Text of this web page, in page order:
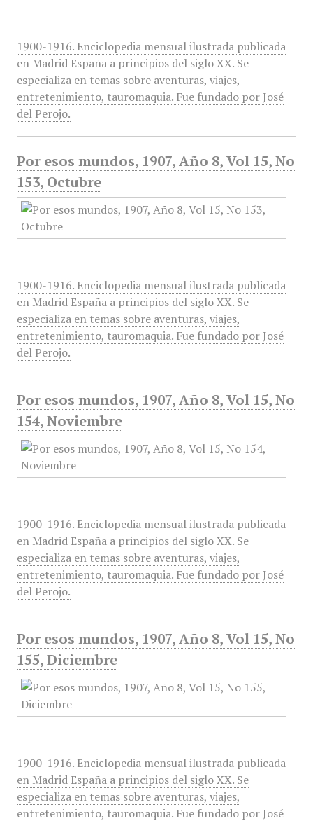
1900-1916. Enciclopedia mensual ilustrada publicada
en Madrid España a principios del siglo XX. Se
especializa en temas sobre aventuras, viajes,
entretenimiento, tauromaquia. Fue fundado por José
del Perojo.
Por esos mundos, 1907, Año 8, Vol 15, No
153, Octubre
1900-1916. Enciclopedia mensual ilustrada publicada
en Madrid España a principios del siglo XX. Se
especializa en temas sobre aventuras, viajes,
entretenimiento, tauromaquia. Fue fundado por José
del Perojo.
Por esos mundos, 1907, Año 8, Vol 15, No
154, Noviembre
1900-1916. Enciclopedia mensual ilustrada publicada
en Madrid España a principios del siglo XX. Se
especializa en temas sobre aventuras, viajes,
entretenimiento, tauromaquia. Fue fundado por José
del Perojo.
Por esos mundos, 1907, Año 8, Vol 15, No
155, Diciembre
1900-1916. Enciclopedia mensual ilustrada publicada
en Madrid España a principios del siglo XX. Se
especializa en temas sobre aventuras, viajes,
entretenimiento, tauromaquia. Fue fundado por José